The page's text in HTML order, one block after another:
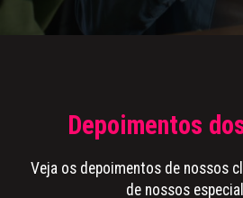
Depoimentos
Veja os depoimentos de nossos
de nossos